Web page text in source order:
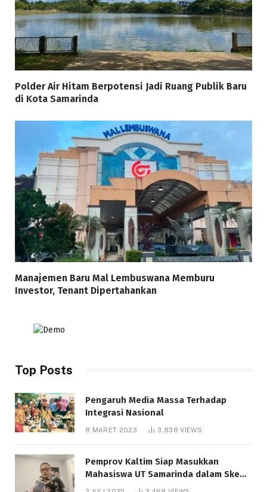
Polder Air Hitam Berpotensi Jadi Ruang Publik Baru
di Kota Samarinda
Manajemen Baru Mal Lembuswana Memburu
Investor, Tenant Dipertahankan
Top Posts
Pengaruh Media Massa Terhadap
Integrasi Nasional
8 MARET 2023 3,838VIEWS
Pemprov Kaltim Siap Masukkan
Mahasiswa UT Samarinda dalam Skema
Bantuan Pendidikan Gratispol